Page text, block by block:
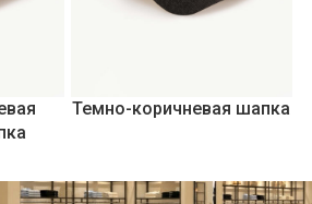
Темно-коричневая шапка